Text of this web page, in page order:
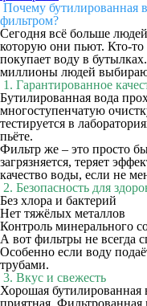
Почему бутилированная
фильтром?
Сегодня всё больше
которую они пьют. Кто-то
покупает воду в
миллионы людей
1. Гарантированное
Бутилированная вода
многоступенчатую
тестируется в
пьёте.
Фильтр же – это просто
загрязняется, теряет
качество воды, если не
2. Безопасность для
Без хлора и бактерий
Нет тяжёлых металлов
Контроль минерального
А вот фильтры не всегда
Особенно если воду
трубами.
3. Вкус и свежесть
Хорошая
приятная. Фильтрованная